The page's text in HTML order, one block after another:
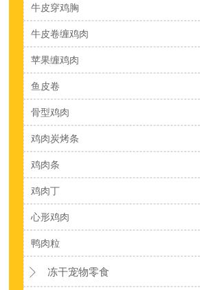
牛皮穿鸡胸
牛皮卷缠鸡肉
苹果缠鸡肉
鱼皮卷
骨型鸡肉
鸡肉炭烤条
鸡肉条
鸡肉丁
心形鸡肉
鸭肉粒
 冻干宠物零食